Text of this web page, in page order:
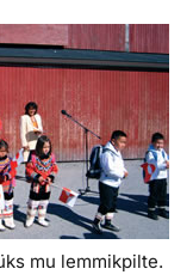
mu lemmikpilte.